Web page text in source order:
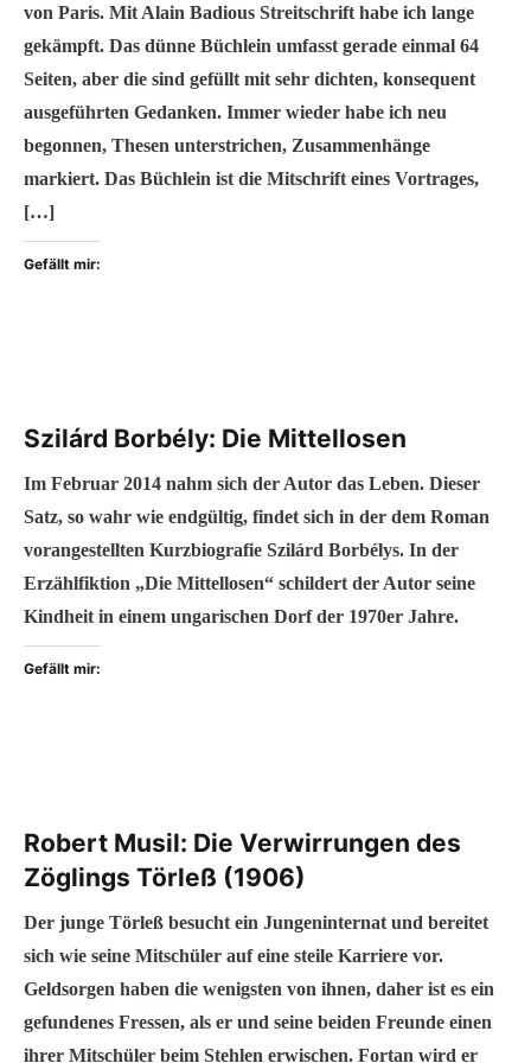
von Paris. Mit Alain Badious Streitschrift habe ich lange
gekämpft. Das dünne Büchlein umfasst gerade einmal 64
Seiten, aber die sind gefüllt mit sehr dichten, konsequent
ausgeführten Gedanken. Immer wieder habe ich neu
begonnen, Thesen unterstrichen, Zusammenhänge
markiert. Das Büchlein ist die Mitschrift eines Vortrages,
[…]
Gefällt mir:
Szilárd Borbély: Die Mittellosen
Im Februar 2014 nahm sich der Autor das Leben. Dieser
Satz, so wahr wie endgültig, findet sich in der dem Roman
vorangestellten Kurzbiografie Szilárd Borbélys. In der
Erzählfiktion „Die Mittellosen“ schildert der Autor seine
Kindheit in einem ungarischen Dorf der 1970er Jahre.
Gefällt mir:
Robert Musil: Die Verwirrungen des
Zöglings Törleß (1906)
Der junge Törleß besucht ein Jungeninternat und bereitet
sich wie seine Mitschüler auf eine steile Karriere vor.
Geldsorgen haben die wenigsten von ihnen, daher ist es ein
gefundenes Fressen, als er und seine beiden Freunde einen
ihrer Mitschüler beim Stehlen erwischen. Fortan wird er